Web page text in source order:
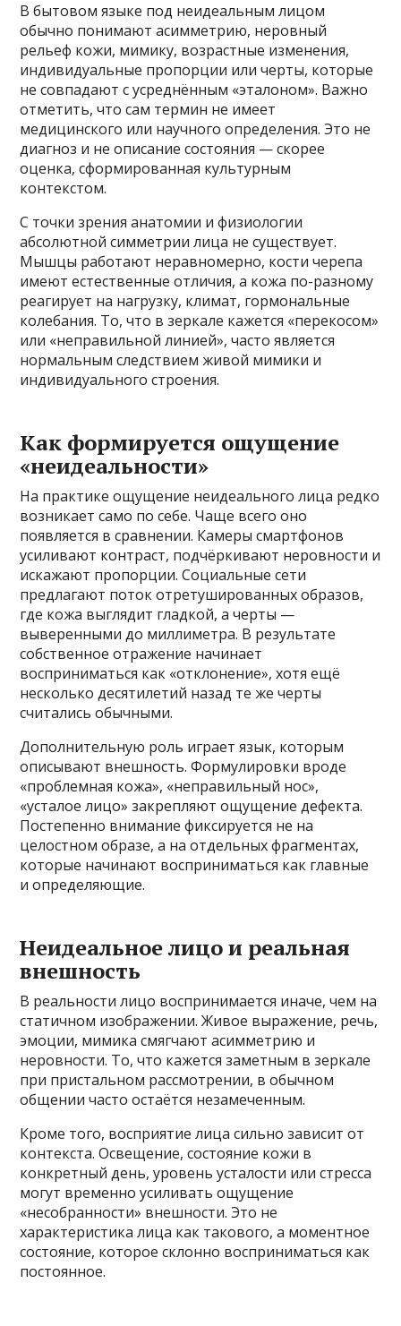
В бытовом языке под неидеальным лицом
обычно понимают асимметрию, неровный
рельеф кожи, мимику, возрастные изменения,
индивидуальные пропорции или черты, которые
не совпадают с усреднённым «эталоном». Важно
отметить, что сам термин не имеет
медицинского или научного определения. Это не
диагноз и не описание состояния — скорее
оценка, сформированная культурным
контекстом.
С точки зрения анатомии и физиологии
абсолютной симметрии лица не существует.
Мышцы работают неравномерно, кости черепа
имеют естественные отличия, а кожа по-разному
реагирует на нагрузку, климат, гормональные
колебания. То, что в зеркале кажется «перекосом»
или «неправильной линией», часто является
нормальным следствием живой мимики и
индивидуального строения.
Как формируется ощущение
«неидеальности»
На практике ощущение неидеального лица редко
возникает само по себе. Чаще всего оно
появляется в сравнении. Камеры смартфонов
усиливают контраст, подчёркивают неровности и
искажают пропорции. Социальные сети
предлагают поток отретушированных образов,
где кожа выглядит гладкой, а черты —
выверенными до миллиметра. В результате
собственное отражение начинает
восприниматься как «отклонение», хотя ещё
несколько десятилетий назад те же черты
считались обычными.
Дополнительную роль играет язык, которым
описывают внешность. Формулировки вроде
«проблемная кожа», «неправильный нос»,
«усталое лицо» закрепляют ощущение дефекта.
Постепенно внимание фиксируется не на
целостном образе, а на отдельных фрагментах,
которые начинают восприниматься как главные
и определяющие.
Неидеальное лицо и реальная
внешность
В реальности лицо воспринимается иначе, чем на
статичном изображении. Живое выражение, речь,
эмоции, мимика смягчают асимметрию и
неровности. То, что кажется заметным в зеркале
при пристальном рассмотрении, в обычном
общении часто остаётся незамеченным.
Кроме того, восприятие лица сильно зависит от
контекста. Освещение, состояние кожи в
конкретный день, уровень усталости или стресса
могут временно усиливать ощущение
«несобранности» внешности. Это не
характеристика лица как такового, а моментное
состояние, которое склонно восприниматься как
постоянное.